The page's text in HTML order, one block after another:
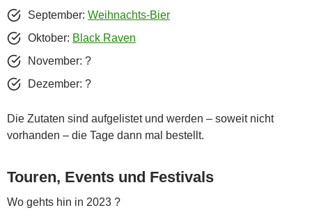
September: Weihnachts-Bier
Oktober: Black Raven
November: ?
Dezember: ?
Die Zutaten sind aufgelistet und werden – soweit nicht
vorhanden – die Tage dann mal bestellt.
Touren, Events und Festivals
Wo gehts hin in 2023 ?